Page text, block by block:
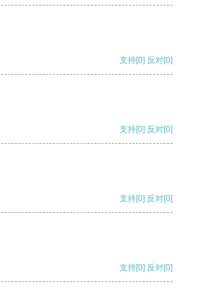
支持[0] 反对[0]
支持[0] 反对[0]
支持[0] 反对[0]
支持[0] 反对[0]